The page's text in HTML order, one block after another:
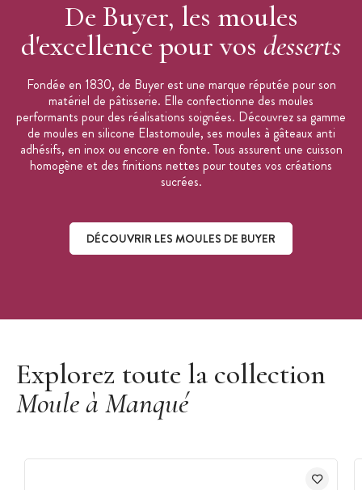
De Buyer, les moules
d'excellence pour vos desserts
Fondée en 1830, de Buyer est une marque réputée pour son
matériel de pâtisserie. Elle confectionne des moules
performants pour des réalisations soignées. Découvrez sa gamme
de moules en silicone Elastomoule, ses moules à gâteaux anti
adhésifs, en inox ou encore en fonte. Tous assurent une cuisson
homogène et des finitions nettes pour toutes vos créations
sucrées.
DÉCOUVRIR LES MOULES DE BUYER
Explorez toute la collection
Moule à Manqué